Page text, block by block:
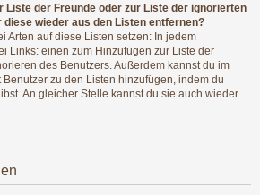
Liste der Freunde oder zur Liste der ignorierten
diese wieder aus den Listen entfernen?
Arten auf diese Listen setzen: In jedem
Links: einen zum Hinzufügen zur Liste der
des Benutzers. Außerdem kannst du im
zu den Listen hinzufügen, indem du
An gleicher Stelle kannst du sie auch wieder